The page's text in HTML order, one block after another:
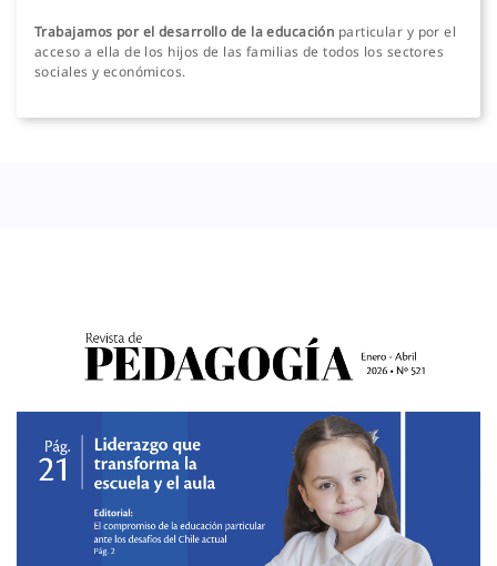
Trabajamos por el desarrollo de la educación particular y por el
acceso a ella de los hijos de las familias de todos los sectores
sociales y económicos.